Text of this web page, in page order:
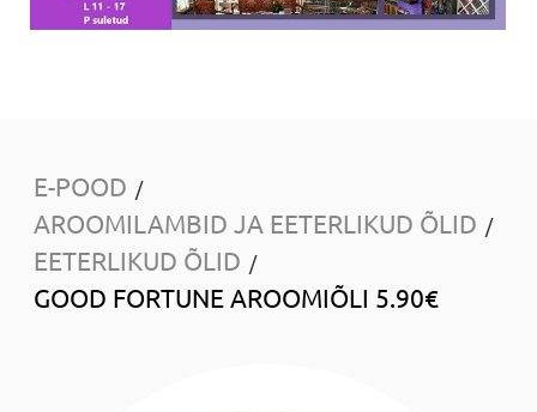
E-POOD /
AROOMILAMBID JA EETERLIKUD ÕLID /
EETERLIKUD ÕLID /
GOOD FORTUNE AROOMIÕLI 5.90€